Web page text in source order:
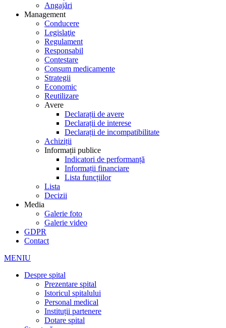
Angajări
Management
Conducere
Legislaţie
Regulament
Responsabil
Contestare
Consum medicamente
Strategii
Economic
Reutilizare
Avere
Declarații de avere
Declarații de interese
Declarații de incompatibilitate
Achiziții
Informații publice
Indicatori de performanță
Informații financiare
Lista funcțiilor
Lista
Decizii
Media
Galerie foto
Galerie video
GDPR
Contact
MENIU
Despre spital
Prezentare spital
Istoricul spitalului
Personal medical
Instituții partenere
Dotare spital